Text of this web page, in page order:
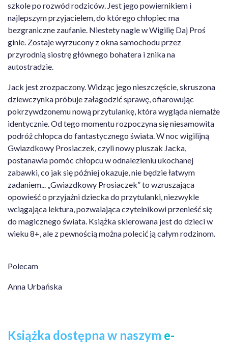
szkole po rozwód rodziców. Jest jego powiernikiem i
najlepszym przyjacielem, do którego chłopiec ma
bezgraniczne zaufanie. Niestety nagle w Wigilię Daj Proś
ginie. Zostaje wyrzucony z okna samochodu przez
przyrodnią siostrę głównego bohatera i znika na
autostradzie.
Jack jest zrozpaczony. Widząc jego nieszczęście, skruszona
dziewczynka próbuje załagodzić sprawę, ofiarowując
pokrzywdzonemu nową przytulankę, która wygląda niemalże
identycznie. Od tego momentu rozpoczyna się niesamowita
podróż chłopca do fantastycznego świata. W noc wigilijną
Gwiazdkowy Prosiaczek, czyli nowy pluszak Jacka,
postanawia pomóc chłopcu w odnalezieniu ukochanej
zabawki, co jak się później okazuje, nie będzie łatwym
zadaniem... „Gwiazdkowy Prosiaczek” to wzruszająca
opowieść o przyjaźni dziecka do przytulanki, niezwykle
wciągająca lektura, pozwalająca czytelnikowi przenieść się
do magicznego świata. Książka skierowana jest do dzieci w
wieku 8+, ale z pewnością można polecić ją całym rodzinom.
Polecam
Anna Urbańska
Książka dostępna w naszym e-